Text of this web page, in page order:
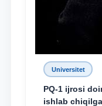
Universitet
PQ-1 ijrosi
ishlab